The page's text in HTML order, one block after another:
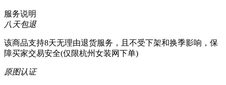
服务说明
八天包退
该商品支持8天无理由退货服务，且不受下架和换季影响，保
障买家交易安全(仅限杭州女装网下单)
原图认证